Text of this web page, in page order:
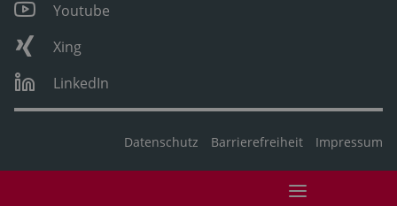
Youtube
Xing
LinkedIn
Datenschutz Barrierefreiheit Impressum